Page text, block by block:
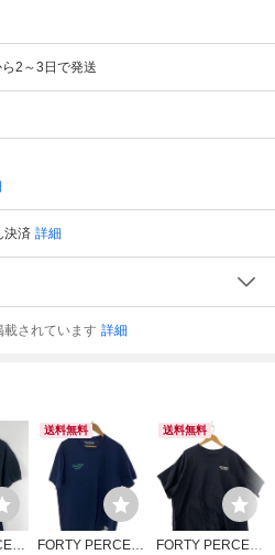
2～3日で発送
決済 詳細
されています 詳細
送料無料
FORTY PERCEN
送料無料
FORTY PERCEN